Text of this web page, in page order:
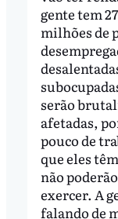
gente tem 27
milhões de
serão
afetadas,
pouco de
que eles
não poderão
exercer. A
falando de